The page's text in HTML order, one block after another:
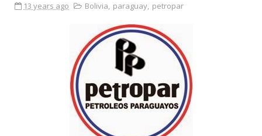
13 years ago Bolivia, paraguay, petropar